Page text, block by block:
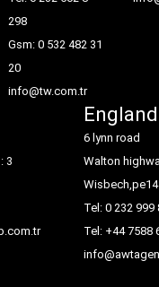
298
Gsm: 0 532 482 31
20
info@tw.com.tr
3
England
6 lynn road
Walton
Tel: 0 232 999
Tel: ‪+44 7588